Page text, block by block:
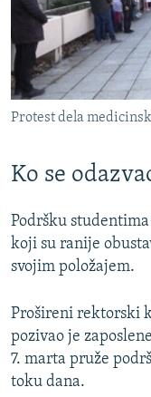
Protest dela
Ko se
Podršku
koji su ranije
svojim položajem.
Prošireni rektorski
pozivao je
7. marta pruže
toku dana.